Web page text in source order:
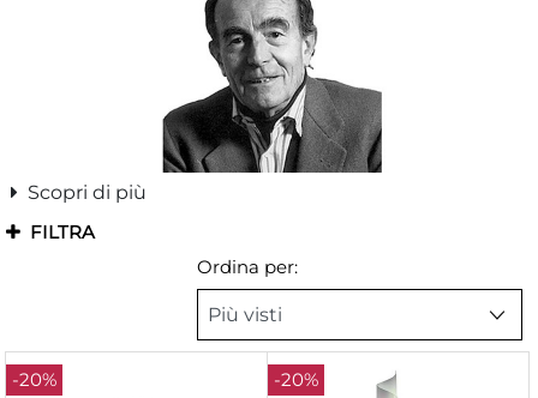
Scopri di più
FILTRA
Ordina per:
-20% -20%